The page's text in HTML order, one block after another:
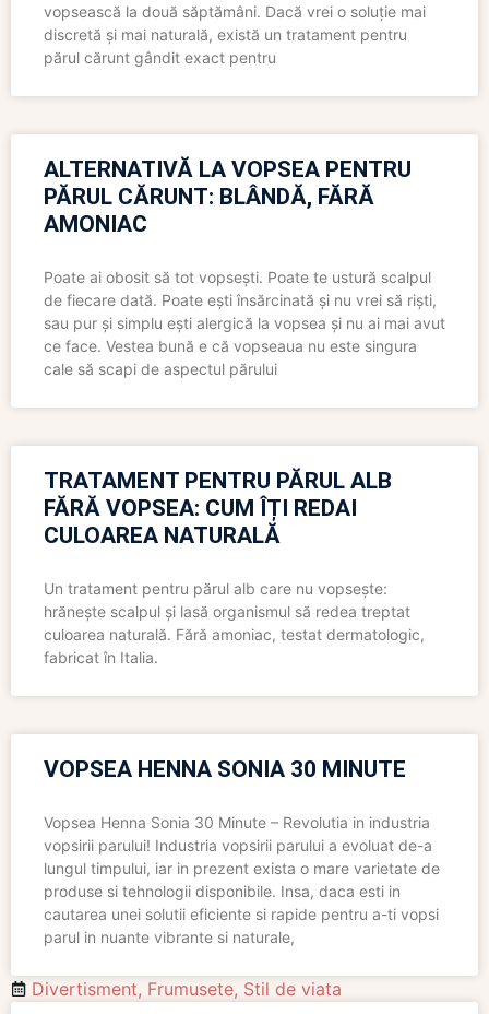
vopsească la două săptămâni. Dacă vrei o soluție mai
discretă și mai naturală, există un tratament pentru
părul cărunt gândit exact pentru
ALTERNATIVĂ LA VOPSEA PENTRU
PĂRUL CĂRUNT: BLÂNDĂ, FĂRĂ
AMONIAC
Poate ai obosit să tot vopsești. Poate te ustură scalpul
de fiecare dată. Poate ești însărcinată și nu vrei să riști,
sau pur și simplu ești alergică la vopsea și nu ai mai avut
ce face. Vestea bună e că vopseaua nu este singura
cale să scapi de aspectul părului
TRATAMENT PENTRU PĂRUL ALB
FĂRĂ VOPSEA: CUM ÎȚI REDAI
CULOAREA NATURALĂ
Un tratament pentru părul alb care nu vopsește:
hrănește scalpul și lasă organismul să redea treptat
culoarea naturală. Fără amoniac, testat dermatologic,
fabricat în Italia.
VOPSEA HENNA SONIA 30 MINUTE
Vopsea Henna Sonia 30 Minute – Revolutia in industria
vopsirii parului! Industria vopsirii parului a evoluat de-a
lungul timpului, iar in prezent exista o mare varietate de
produse si tehnologii disponibile. Insa, daca esti in
cautarea unei solutii eficiente si rapide pentru a-ti vopsi
parul in nuante vibrante si naturale,
Divertisment, Frumusete, Stil de viata